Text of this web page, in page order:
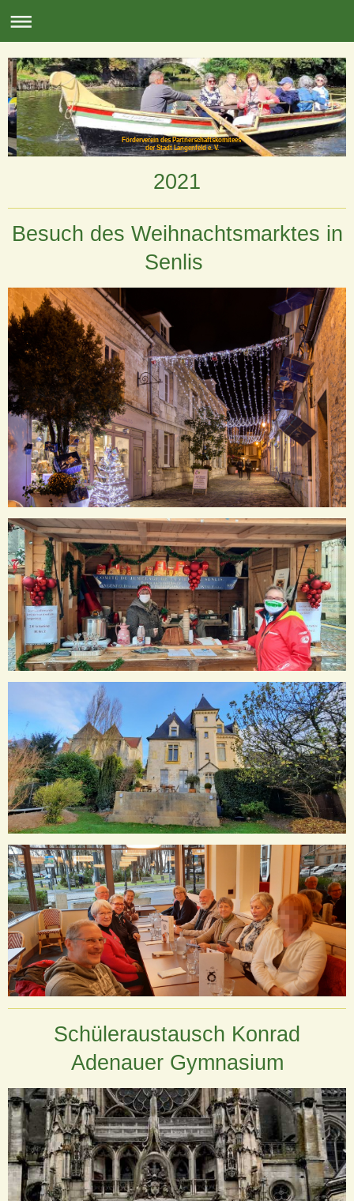
Förderverein des Partnerschaftskomitees
der Stadt Langenfeld e. V.
2021
Besuch des Weihnachtsmarktes in
Senlis
Schüleraustausch Konrad
Adenauer Gymnasium